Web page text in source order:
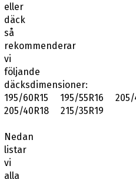
eller
däck
så
rekommenderar
vi
följande
däcksdimensioner:
195/60R15 195/55R16 205/
205/40R18 215/35R19
Nedan
listar
vi
alla